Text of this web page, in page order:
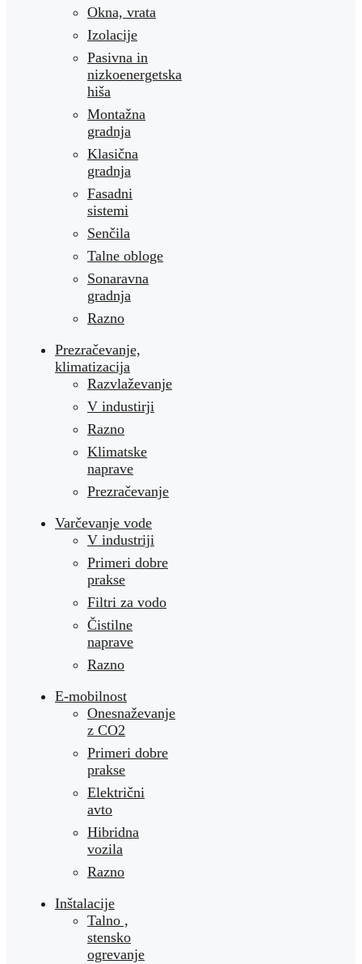
Okna, vrata
Izolacije
Pasivna in
nizkoenergetska
hiša
Montažna
gradnja
Klasična
gradnja
Fasadni
sistemi
Senčila
Talne obloge
Sonaravna
gradnja
Razno
Prezračevanje,
klimatizacija
Razvlaževanje
V industirji
Razno
Klimatske
naprave
Prezračevanje
Varčevanje vode
V industriji
Primeri dobre
prakse
Filtri za vodo
Čistilne
naprave
Razno
E-mobilnost
Onesnaževanje
z CO2
Primeri dobre
prakse
Električni
avto
Hibridna
vozila
Razno
Inštalacije
Talno ,
stensko
ogrevanje